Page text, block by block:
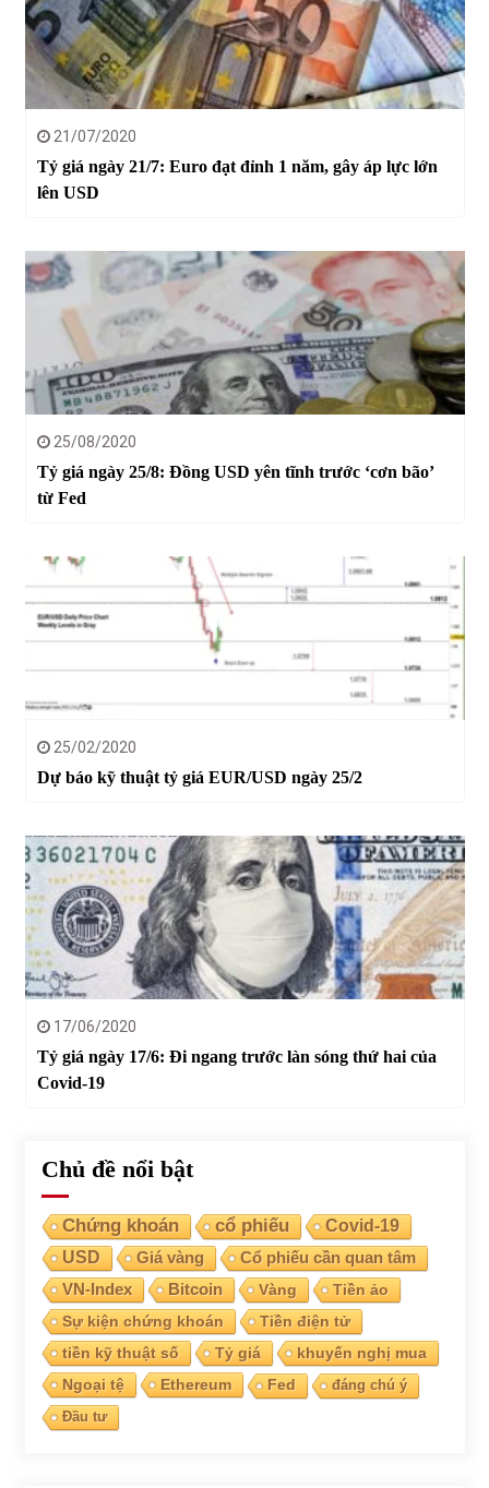
21/07/2020
Tỷ giá ngày 21/7: Euro đạt đỉnh 1 năm, gây áp lực lớn
lên USD
25/08/2020
Tỷ giá ngày 25/8: Đồng USD yên tĩnh trước ‘cơn bão’
từ Fed
25/02/2020
Dự báo kỹ thuật tỷ giá EUR/USD ngày 25/2
17/06/2020
Tỷ giá ngày 17/6: Đi ngang trước làn sóng thứ hai của
Covid-19
Chủ đề nổi bật
Chứng khoán cổ phiếu
Covid-19
USD
Giá vàng Cổ phiếu cần quan tâm
VN-Index Bitcoin Vàng
Tiền ảo
Sự kiện chứng khoán
Tiền điện tử
tiền kỹ thuật số
Tỷ giá
khuyến nghị mua
Ngoại tệ
Ethereum Fed
đáng chú ý
Đầu tư